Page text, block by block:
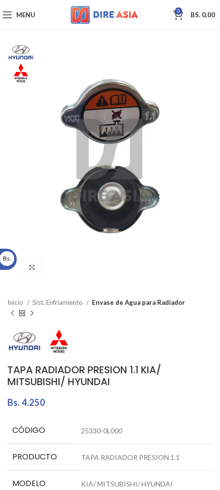
MENU 0 BS. 0,00
Inicio Sist. Enfriamiento Envase de Agua para Radiador
TAPA RADIADOR PRESION 1.1 KIA/
MITSUBISHI/ HYUNDAI
Bs.4.250
CÓDIGO 25330-0L000
PRODUCTO TAPA RADIADOR PRESION 1.1
MODELO KIA/ MITSUBISHI/ HYUNDAI
Bs.